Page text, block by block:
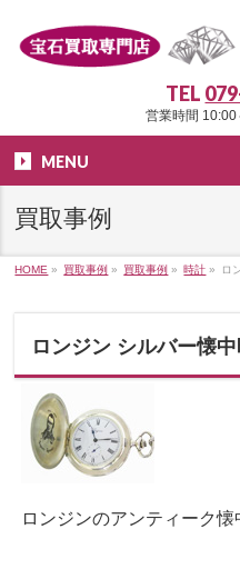
TEL
営業時間 10:00
MENU
買取事例
HOME » 買取事例 » 買取事例 » 時計 » ロ
ロンジン シルバー懐
ロンジンのアンティーク懐